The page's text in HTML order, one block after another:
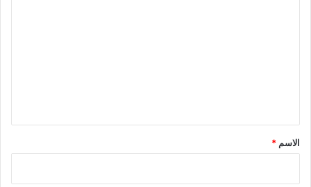
*
الاسم *